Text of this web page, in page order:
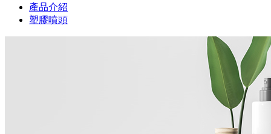
產品介紹
塑膠噴頭